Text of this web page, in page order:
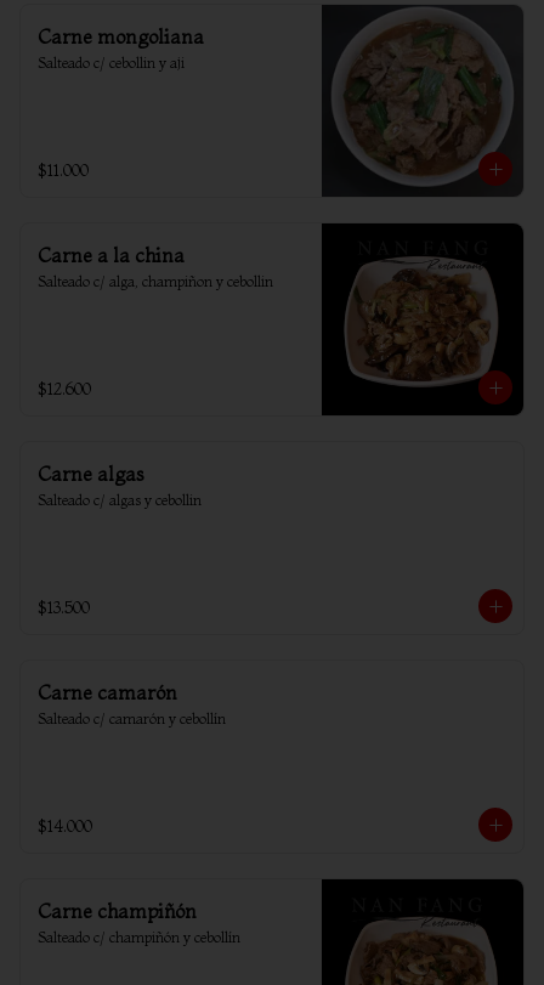
Carne mongoliana
Salteado c/ cebollin y aji
$11.000
Carne a la china
Salteado c/ alga, champiñon y cebollin
$12.600
Carne algas
Salteado c/ algas y cebollin
$13.500
Carne camarón
Salteado c/ camarón y cebollín
$14.000
Carne champiñón
Salteado c/ champiñón y cebollín